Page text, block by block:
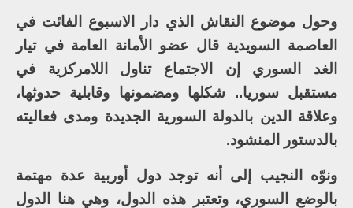
وحول موضوع النقاش الذي دار الاسبوع الفائت في
العاصمة السويدية قال عضو الأمانة العامة في تيار
الغد السوري إن الاجتماع تناول اللامركزية في
مستقبل سوريا.. شكلها ومضمونها وقابلية حدوثها،
وعلاقة الدين بالدولة السورية الجديدة ومدى فعاليته
بالدستور المنشود.
ونوّه النجيب إلى أنه توجد دول أوربية عدة مهتمة
بالوضع السوري، وتعتبر هذه الدول، وهي هنا الدول